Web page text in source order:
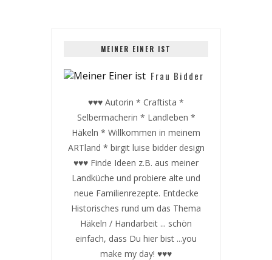
MEINER EINER IST
Frau Bidder
♥♥♥ Autorin * Craftista *
Selbermacherin * Landleben *
Häkeln * Willkommen in meinem
ARTland * birgit luise bidder design
♥♥♥ Finde Ideen z.B. aus meiner
Landküche und probiere alte und
neue Familienrezepte. Entdecke
Historisches rund um das Thema
Häkeln / Handarbeit ... schön
einfach, dass Du hier bist ...you
make my day! ♥♥♥